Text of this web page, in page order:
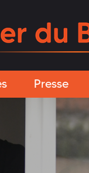
Presse